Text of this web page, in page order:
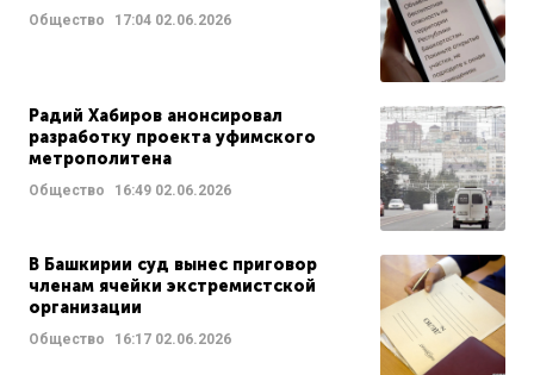
Общество 17:04 02.06.2026
Радий Хабиров анонсировал
разработку проекта уфимского
метрополитена
Общество 16:49 02.06.2026
В Башкирии суд вынес приговор
членам ячейки экстремистской
организации
Общество 16:17 02.06.2026